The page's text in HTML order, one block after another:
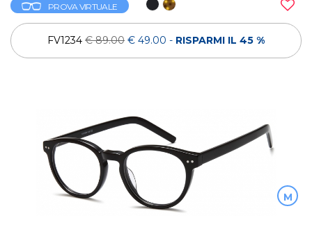
PROVA VIRTUALE
FV1234 € 89.00 € 49.00 - RISPARMI IL 45 %
M